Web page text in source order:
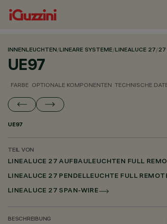
INNENLEUCHTEN/LINEARE SYSTEME/LINEALUCE 27/27
UE97
FARBE OPTIONALE KOMPONENTEN TECHNISCHE
UE97
TEIL VON
LINEALUCE 27 AUFBAULEUCHTEN FULL
LINEALUCE 27 PENDELLEUCHTE FULL
LINEALUCE 27 SPAN-WIRE
BESCHREIBUNG